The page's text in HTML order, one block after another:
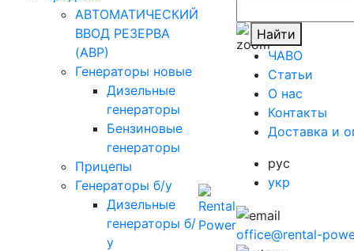
АВТОМАТИЧЕСКИЙ
ВВОД РЕЗЕРВА
(АВР)
Генераторы новые
Дизельные
генераторы
Бензиновые
генераторы
Прицепы
Генераторы б/у
Дизельные
генераторы б/
у
Найти
ЧАВО
Cтатьи
O нас
Контакты
Доставка и
рус
укр
office@rental-